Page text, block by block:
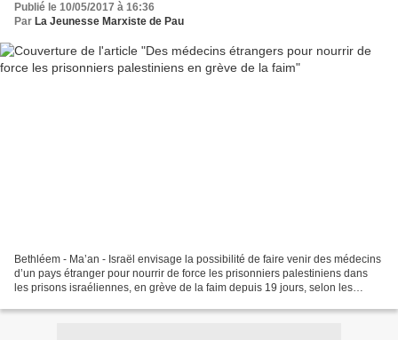
Publié le 10/05/2017 à 16:36
Par La Jeunesse Marxiste de Pau
Bethléem - Ma’an - Israël envisage la possibilité de faire venir des médecins
d’un pays étranger pour nourrir de force les prisonniers palestiniens dans
les prisons israéliennes, en grève de la faim depuis 19 jours, selon les